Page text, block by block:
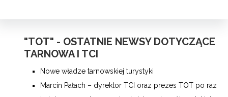
"TOT" - OSTATNIE NEWSY DOTYCZĄCE
TARNOWA I TCI
Nowe władze tarnowskiej turystyki
Marcin Pałach – dyrektor TCI oraz prezes TOT po raz